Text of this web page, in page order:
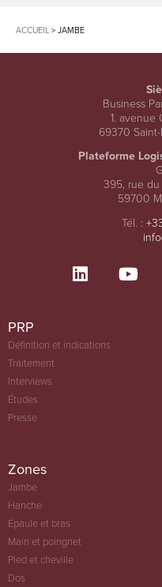
ACCUEIL>JAMBE
Business
1. avenue
69370
Plateforme
395, rue
59700
Tél. :
PRP
Définition et indications
Traitement
Interviews
Études
Presse
Zones
Jambe
Hanche
Épaule et bras
Main et poingnet
Pied et cheville
Dos